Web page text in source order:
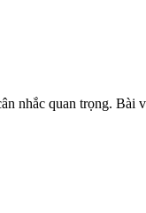
nhắc quan trọng.